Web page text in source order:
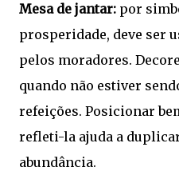
Mesa de jantar: por
prosperidade, deve ser
pelos moradores.
quando não estiver
refeições. Posicionar
refleti-la ajuda a
abundância.